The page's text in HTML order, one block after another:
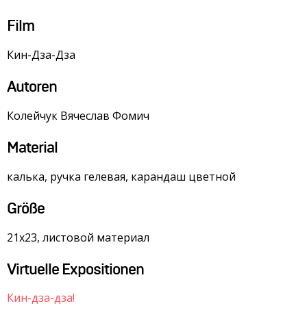
Film
Кин-Дза-Дза
Autoren
Колейчук Вячеслав Фомич
Material
калька, ручка гелевая, карандаш цветной
Größe
21х23, листовой материал
Virtuelle Expositionen
Кин-дза-дза!